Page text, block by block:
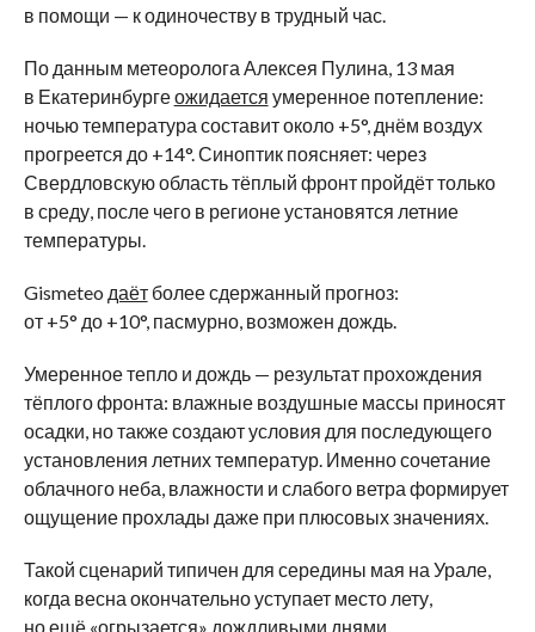
в помощи — кодиночеству в трудный час.
По данным метеоролога Алексея Пулина, 13 мая
в Екатеринбургеожидается умеренное потепление:
ночью температура составит около +5°, днём воздух
прогреется до +14°. Синоптик поясняет: через
Свердловскую область тёплый фронт пройдёт только
в среду, после чего в регионе установятся летние
температуры.
Gismeteo даётболее сдержанный прогноз:
от +5° до +10°, пасмурно, возможен дождь.
Умеренное тепло и дождь — результат прохождения
тёплого фронта: влажные воздушные массы приносят
осадки, нотакже создают условия для последующего
установления летних температур. Именно сочетание
облачного неба, влажности и слабого ветра формирует
ощущение прохлады даже при плюсовых значениях.
Такой сценарий типичен для середины мая на Урале,
когда весна окончательно уступает место лету,
ноещё «огрызается» дождливыми днями.